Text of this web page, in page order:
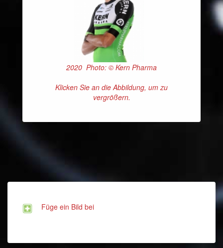
2020 Photo: © Kern Pharma
Klicken Sie an die Abbildung, um zu
vergrößern.
Füge ein Bild bei